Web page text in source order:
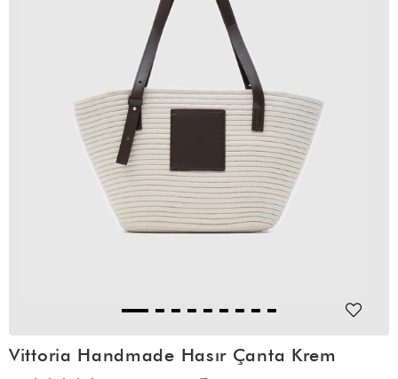
Vittoria Handmade Hasır Çanta Krem